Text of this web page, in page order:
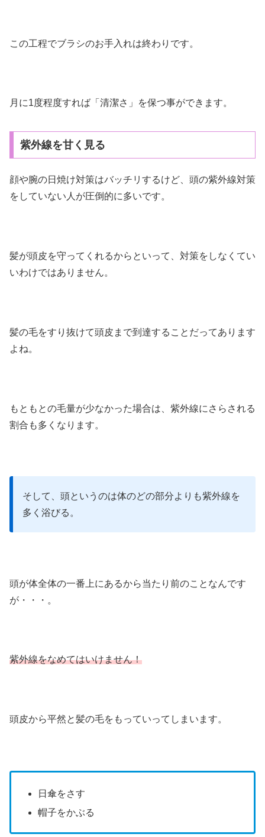
この工程でブラシのお手入れは終わりです。
月に1度程度すれば「清潔さ」を保つ事ができます。
紫外線を甘く見る
顔や腕の日焼け対策はバッチリするけど、頭の紫外線対策
をしていない人が圧倒的に多いです。
髪が頭皮を守ってくれるからといって、対策をしなくてい
いわけではありません。
髪の毛をすり抜けて頭皮まで到達することだってあります
よね。
もともとの毛量が少なかった場合は、紫外線にさらされる
割合も多くなります。
そして、頭というのは体のどの部分よりも紫外線を
多く浴びる。
頭が体全体の一番上にあるから当たり前のことなんです
が・・・。
紫外線をなめてはいけません！
頭皮から平然と髪の毛をもっていってしまいます。
日傘をさす
帽子をかぶる